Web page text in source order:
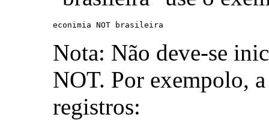
econimia NOT brasileira
Nota: Não deve-se
NOT. Por exempolo,
registros: